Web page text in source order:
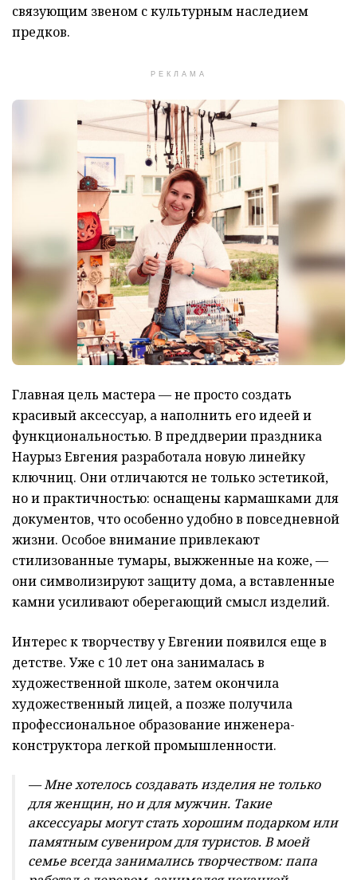
связующим звеном с культурным наследием
предков.
РЕКЛАМА
Главная цель мастера — не просто создать
красивый аксессуар, а наполнить его идеей и
функциональностью. В преддверии праздника
Наурыз Евгения разработала новую линейку
ключниц. Они отличаются не только эстетикой,
но и практичностью: оснащены кармашками для
документов, что особенно удобно в повседневной
жизни. Особое внимание привлекают
стилизованные тумары, выжженные на коже, —
они символизируют защиту дома, а вставленные
камни усиливают оберегающий смысл изделий.
Интерес к творчеству у Евгении появился еще в
детстве. Уже с 10 лет она занималась в
художественной школе, затем окончила
художественный лицей, а позже получила
профессиональное образование инженера-
конструктора легкой промышленности.
— Мне хотелось создавать изделия не только
для женщин, но и для мужчин. Такие
аксессуары могут стать хорошим подарком или
памятным сувениром для туристов. В моей
семье всегда занимались творчеством: папа